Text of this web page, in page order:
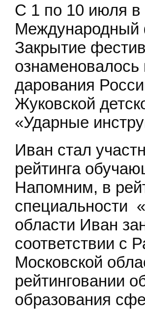
С 1 по 10 июля в
Международный
Закрытие
дарования
Жуковской
«Ударные
Иван стал
рейтинга
Напомним, в
специальности
области Иван
соответствии с
Московской
рейтинговании
образования